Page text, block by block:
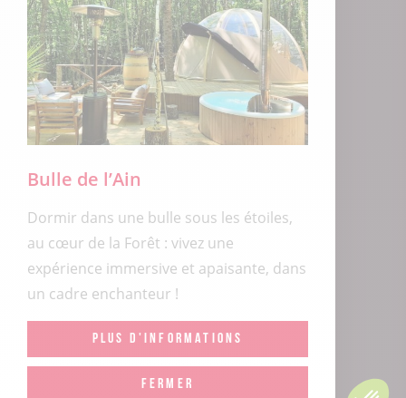
Bulle de l’Ain
Dormir dans une bulle sous les étoiles,
au cœur de la Forêt : vivez une
expérience immersive et apaisante, dans
un cadre enchanteur !
PLUS D'INFORMATIONS
FERMER